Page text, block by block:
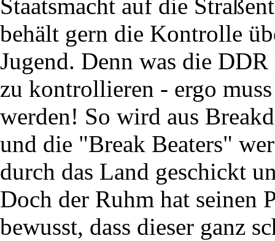
Staatsmacht auf die
behält gern die Kontrolle
Jugend. Denn was die
zu kontrollieren - ergo
werden! So wird aus
und die "Break Beaters"
durch das Land geschickt
Doch der Ruhm hat seinen
bewusst, dass dieser ganz